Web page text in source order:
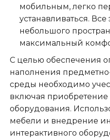
мобильным, легко
устанавливаться. Все
небольшого
максимальный
С целью обеспечения
наполнения
среды необходимо
включая приобретение
оборудования.
мебели и внедрение
интерактивного